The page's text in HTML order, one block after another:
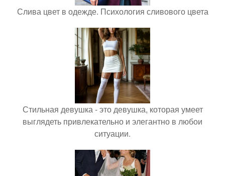
Слива цвет в одежде. Психология сливового цвета
Стильная девушка - это девушка, которая умеет
выглядеть привлекательно и элегантно в любои
ситуации.